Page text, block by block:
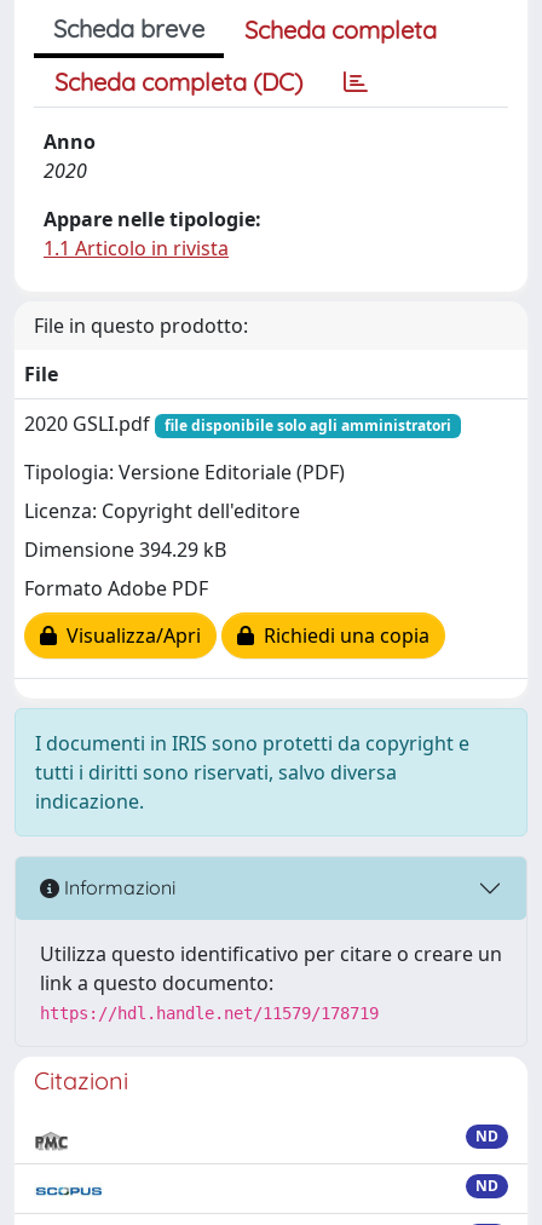
Scheda breve
Scheda completa
Scheda completa (DC)
Anno
2020
Appare nelle tipologie:
1.1 Articolo in rivista
File in questo prodotto:
File
2020 GSLI.pdf
file disponibile solo agli amministratori
Tipologia: Versione Editoriale (PDF)
Licenza: Copyright dell'editore
Dimensione 394.29 kB
Formato Adobe PDF
Visualizza/Apri
Richiedi una copia
I documenti in IRIS sono protetti da copyright e
tutti i diritti sono riservati, salvo diversa
indicazione.
Informazioni
Utilizza questo identificativo per citare o creare un
link a questo documento:
https://hdl.handle.net/11579/178719
Citazioni
ND
ND